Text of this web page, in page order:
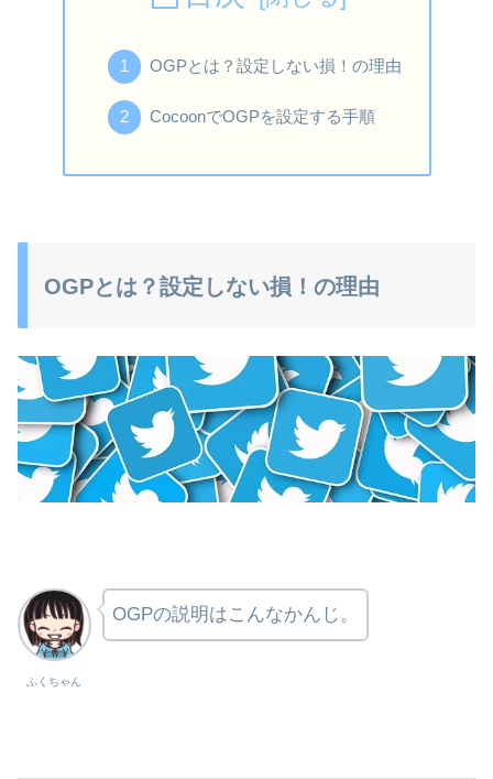
OGPとは？設定しない損！の理由
CocoonでOGPを設定する手順
OGPとは？設定しない損！の理由
ふくちゃん
OGPの説明はこんなかんじ。